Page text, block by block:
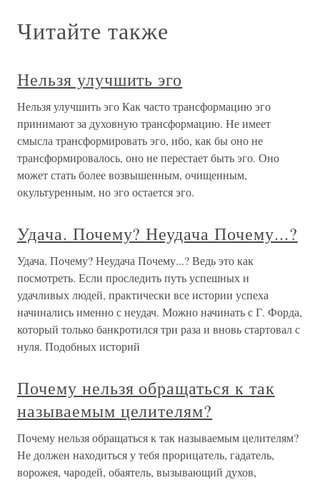
Читайте также
Нельзя улучшить эго
Нельзя улучшить эго Как часто трансформацию эго
принимают за духовную трансформацию. Не имеет
смысла трансформировать эго, ибо, как бы оно не
трансформировалось, оно не перестает быть эго. Оно
может стать более возвышенным, очищенным,
окультуренным, но эго остается эго.
Удача. Почему? Неудача Почему...?
Удача. Почему? Неудача Почему...? Ведь это как
посмотреть. Если проследить путь успешных и
удачливых людей, практически все истории успеха
начинались именно с неудач. Можно начинать с Г. Форда,
который только банкротился три раза и вновь стартовал с
нуля. Подобных историй
Почему нельзя обращаться к так
называемым целителям?
Почему нельзя обращаться к так называемым целителям?
Не должен находиться у тебя прорицатель, гадатель,
ворожея, чародей, обаятель, вызывающий духов,